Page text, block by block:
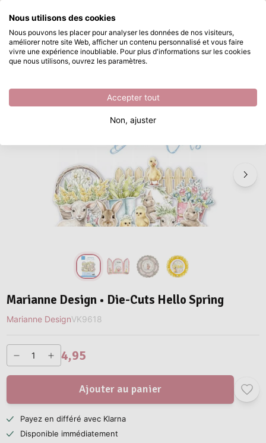
Passer au contenu principal
Disponible immédiatement Marianne Design • Die-Cuts Hello Spring
/ Pâques / Marianne Design • Die-Cuts Hello Spring
Marianne Design • Die-Cuts Hello Spring
Marianne DesignVK9618
4,95
Ajouter au panier
Payez en différé avec Klarna
Disponible immédiatement
Que recherchez-vous ?
Nous utilisons des cookies
Nous pouvons les placer pour analyser les données de nos visiteurs,
améliorer notre site Web, afficher un contenu personnalisé et vous faire
vivre une expérience inoubliable. Pour plus d'informations sur les cookies
que nous utilisons, ouvrez les paramètres.
Accepter tout
Non, ajuster